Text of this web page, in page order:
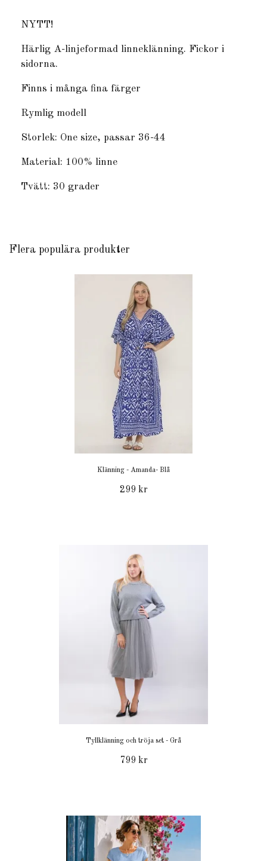
NYTT!
Härlig A-linjeformad linneklänning. Fickor i
sidorna.
Finns i många fina färger
Rymlig modell
Storlek: One size, passar 36-44
Material: 100% linne
Tvätt: 30 grader
Flera populära produkter
Klänning - Amanda- Blå
299 kr
Tyllklänning och tröja set - Grå
799 kr